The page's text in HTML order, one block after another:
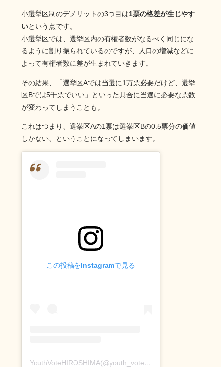
小選挙区制のデメリットの3つ目は1票の格差が生じやす
いという点です。
小選挙区では、選挙区内の有権者数がなるべく同じにな
るように割り振られているのですが、人口の増減などに
よって有権者数に差が生まれていきます。
その結果、「選挙区Aでは当選に1万票必要だけど、選挙
区Bでは5千票でいい」といった具合に当選に必要な票数
が変わってしまうことも。
これはつまり、選挙区Aの1票は選挙区Bの0.5票分の価値
しかない、ということになってしまいます。
この投稿をInstagramで見る
YouthVoteHIROSHIMA(@youth_vote_hiroshima)がシェアした投稿